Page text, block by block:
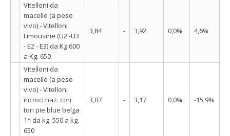
Vitelloni da
macello (a peso
vivo) - Vitelloni
Limousine (U2 -U3
- E2 - E3) da Kg 600
a Kg. 650
3,84 - 3,92 0,0% 4,6%
Vitelloni da
macello (a peso
vivo) - Vitelloni
incroci naz. con
tori pie blue belga
1^ da kg. 550 a kg.
650
3,07 - 3,17 0,0% -15,9%